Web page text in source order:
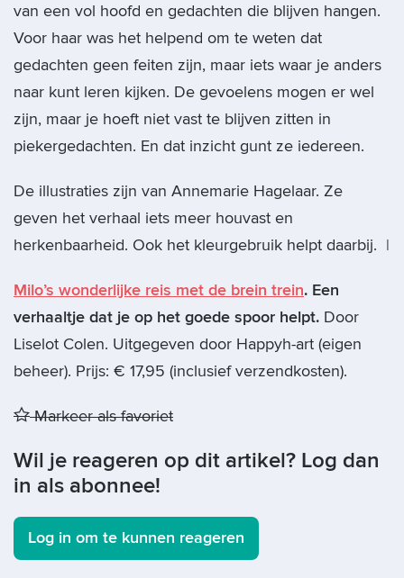
van een vol hoofd en gedachten die blijven hangen.
Voor haar was het helpend om te weten dat
gedachten geen feiten zijn, maar iets waar je anders
naar kunt leren kijken. De gevoelens mogen er wel
zijn, maar je hoeft niet vast te blijven zitten in
piekergedachten. En dat inzicht gunt ze iedereen.
De illustraties zijn van Annemarie Hagelaar. Ze
geven het verhaal iets meer houvast en
herkenbaarheid. Ook het kleurgebruik helpt daarbij. |
Milo’s wonderlijke reis met de brein trein. Een
verhaaltje dat je op het goede spoor helpt. Door
Liselot Colen. Uitgegeven door Happyh-art (eigen
beheer). Prijs: € 17,95 (inclusief verzendkosten).
Markeer als favoriet
Wil je reageren op dit artikel? Log dan
in als abonnee!
Log in om te kunnen reageren